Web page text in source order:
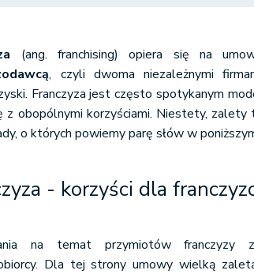
(ang. franchising) opiera się na
, czyli dwoma niezależnymi
Franczyza jest często spotykanym
z obopólnymi korzyściami. Niestety,
o których powiemy parę słów w
- korzyści dla
na temat przymiotów franczyzy
Dla tej strony umowy wielką